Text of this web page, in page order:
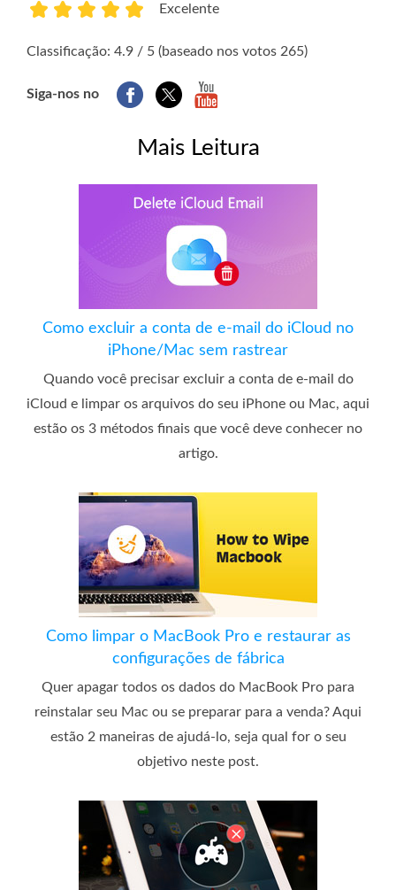
Excelente
Classificação: 4.9 / 5 (baseado nos votos 265)
Siga-nos no
Mais Leitura
Como excluir a conta de e-mail do iCloud no
iPhone/Mac sem rastrear
Quando você precisar excluir a conta de e-mail do
iCloud e limpar os arquivos do seu iPhone ou Mac, aqui
estão os 3 métodos finais que você deve conhecer no
artigo.
Como limpar o MacBook Pro e restaurar as
configurações de fábrica
Quer apagar todos os dados do MacBook Pro para
reinstalar seu Mac ou se preparar para a venda? Aqui
estão 2 maneiras de ajudá-lo, seja qual for o seu
objetivo neste post.